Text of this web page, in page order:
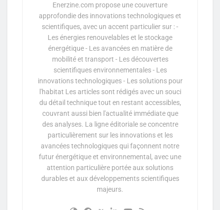
Enerzine.com propose une couverture
approfondie des innovations technologiques et
scientifiques, avec un accent particulier sur : -
Les énergies renouvelables et le stockage
énergétique - Les avancées en matière de
mobilité et transport - Les découvertes
scientifiques environnementales - Les
innovations technologiques - Les solutions pour
l'habitat Les articles sont rédigés avec un souci
du détail technique tout en restant accessibles,
couvrant aussi bien l'actualité immédiate que
des analyses. La ligne éditoriale se concentre
particulièrement sur les innovations et les
avancées technologiques qui façonnent notre
futur énergétique et environnemental, avec une
attention particulière portée aux solutions
durables et aux développements scientifiques
majeurs.